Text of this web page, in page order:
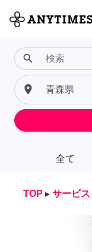
全て
search
place
TOP ▸ サービス